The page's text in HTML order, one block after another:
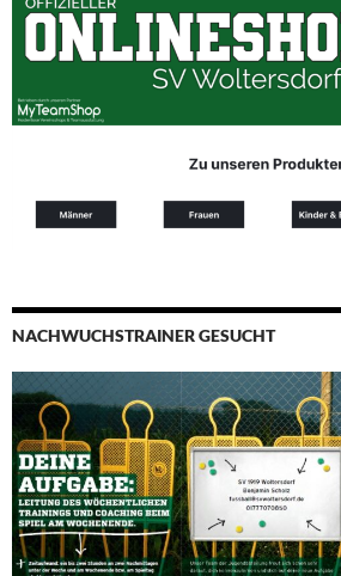
NACHWUCHSTRAINER GESUCHT